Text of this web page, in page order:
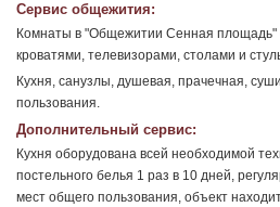
Сервис общежития:
Комнаты в "Общежитии Сенная площадь"
кроватями, телевизорами, столами и
Кухня, санузлы, душевая, прачечная,
пользования.
Дополнительный сервис:
Кухня оборудована всей необходимой
постельного белья 1 раз в 10 дней,
мест общего пользования, объект